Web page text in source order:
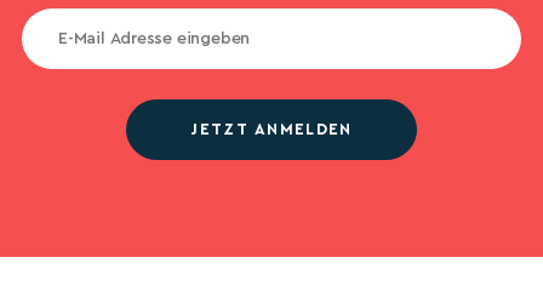
JETZT ANMELDEN